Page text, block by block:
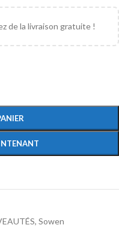
de la livraison gratuite !
, Sowen